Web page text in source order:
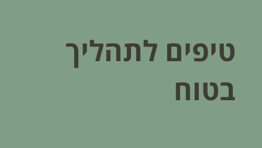
טיפים לתהליך
בטוח